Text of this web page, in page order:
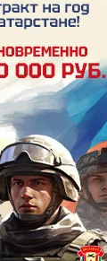
сәгать
100дән
иртәнге
и